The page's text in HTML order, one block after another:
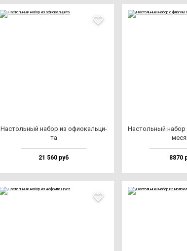
Нас­толь­ный на­бор из офи­окаль­ци­
та
21 560 руб
Нас­толь­ный
8870